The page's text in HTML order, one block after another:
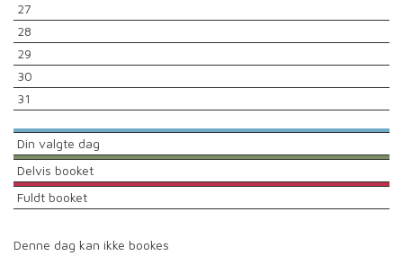
27
28
29
30
31
Din valgte dag
Delvis booket
Fuldt booket
Denne dag kan ikke bookes